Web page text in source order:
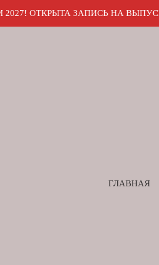
ГЛАВНАЯ
ЗАПИСЬ НА ВЫПУСКНЫЕ